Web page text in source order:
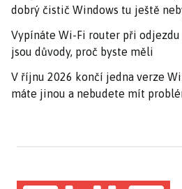
dobrý čistič Windows tu ještě
Vypínáte Wi-Fi router při odjezdu
jsou důvody, proč byste měli
V říjnu 2026 končí jedna verze
máte jinou a nebudete mít